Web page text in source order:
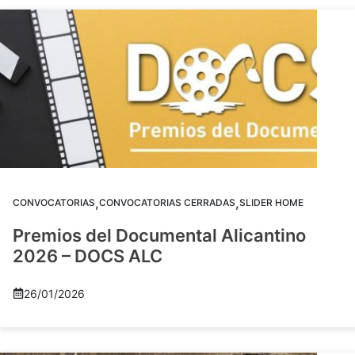
CONVOCATORIAS,CONVOCATORIAS CERRADAS,SLIDER HOME
Premios del Documental Alicantino
2026 – DOCS ALC
26/01/2026